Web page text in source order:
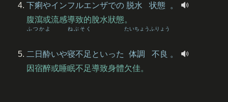
下痢やインフルエンザでの 脱水 状態
。
腹瀉或流感導致的脫水狀態。
二日酔
ふつかよ
いや寝不足
ねぶそく
といった 体調
たいちょう
不良
ふりょう
。
因宿醉或睡眠不足導致身體欠佳。